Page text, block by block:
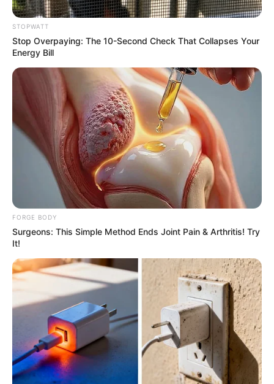
ท่านที่เกิดวันที่26 สไตล์การทำงาน :คนที่เกิดวันนี้มีเซ้นส์
พิเศษอย่างหนึ่ง นั่นคือสามารถจับผิดหรือรู้สึกถึงความผิด
ปกติต่าง ๆ ได้เร็วกว่าคนอื่นเสมอ สามารถรู้ได้ว่าอะไรถูก
ต้อง หรืออะไรคือเส้นทางที่ควรจะไปได้เพื่อให้บรรลุจุด
ประสงค์ได้เร็ว สิ่งเหล่านี้คุณจะรู้ได้ก่อนใครเสมอๆ ดังนั้น
การทำงานของคุณจะเป็นประเภทครบเครื่องและฉายเดี่ยว
คุณชอบทำทุกอย่างตั้งแต่วางแผนยันลงมือทำเองหมด ใจค
อจะไม่แบ่งงานให้คนอื่นบ้างเลยหรือ !!!
ท่านที่เกิดวันที่27 สไตล์การทำงาน : เรื่องประสบความ
สำเร็จเป็นเรื่องที่คุ้นเคยและชินชามาก นั่นเป็นเพราะว่า
เวลาคุณทำอะไร คุณจะคิดอย่างรอบคอบ คือคิดแล้วคิดอีก
จนมั่นใจจึงทำ และเวลาทำเรื่องล้มเลิกเห็นจะไม่มี
ฉะนั้นจึงทำให้คุณเป็นคนที่รักงานมากๆ เวลาเห็นใครทำ
อะไรชุ่ยๆ กับงาน คุณจะอึดอัดใจเป็นอันมาก จริงไหมตัวเอง
!!!
ท่านที่เกิดวันที่ 28 สไตล์การทำงาน :งานยากๆ เป็นของ
หวานอย่างหนึ่งของคุณ อะไรๆ ที่คนอื่นว่ายาก ขอให้บอก
ความสามารถพิเศษของคุณคือ การอ่านสถานการณ์ได้
อย่างแม่นยำและถูกต้องลึกซึ้ง
STOPWATT
Stop Overpaying: The 10-Second Check That Collapses Your
Energy Bill
FORGE BODY
Surgeons: This Simple Method Ends Joint Pain & Arthritis! Try
It!